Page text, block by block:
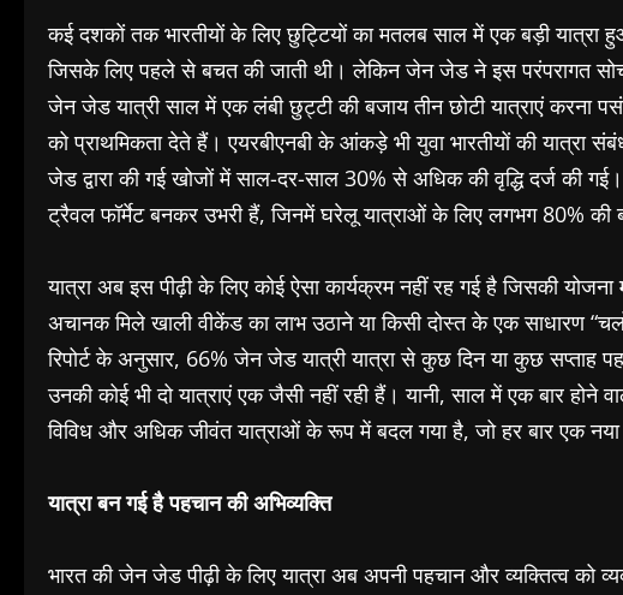
कई दशकों तक भारतीयों के लिए छुट्टियों का मतलब साल में एक बड़ी यात्रा
जिसके लिए पहले से बचत की जाती थी। लेकिन जेन जेड ने इस परंपरागत
जेन जेड यात्री साल में एक लंबी छुट्टी की बजाय तीन छोटी यात्राएं
को प्राथमिकता देते हैं। एयरबीएनबी के आंकड़े भी युवा भारतीयों की यात्रा
जेड द्वारा की गई खोजों में साल-दर-साल 30% से अधिक की वृद्धि दर्ज की
ट्रैवल फॉर्मेट बनकर उभरी हैं, जिनमें घरेलू यात्राओं के लिए लगभग 80% की
यात्रा अब इस पीढ़ी के लिए कोई ऐसा कार्यक्रम नहीं रह गई है जिसकी
अचानक मिले खाली वीकेंड का लाभ उठाने या किसी दोस्त के एक साधारण
रिपोर्ट के अनुसार, 66% जेन जेड यात्री यात्रा से कुछ दिन या कुछ
उनकी कोई भी दो यात्राएं एक जैसी नहीं रही हैं। यानी, साल में एक बार
विविध और अधिक जीवंत यात्राओं के रूप में बदल गया है, जो हर बार एक
यात्रा बन गई है पहचान की अभिव्यक्ति
भारत की जेन जेड पीढ़ी के लिए यात्रा अब अपनी पहचान और व्यक्तित्व को